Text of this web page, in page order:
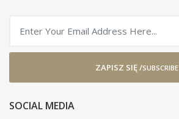
ZAPISZ SIĘ /SUBSCRIBE
SOCIAL MEDIA